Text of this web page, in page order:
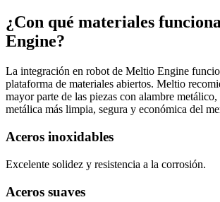
¿Con qué materiales
Engine?
La integración en robot de Meltio Engine
plataforma de materiales abiertos. Meltio
mayor parte de las piezas con alambre
metálica más limpia, segura y económica del
Aceros inoxidables
Excelente solidez y resistencia a la corrosión.
Aceros suaves